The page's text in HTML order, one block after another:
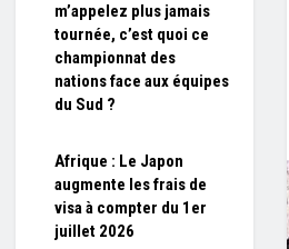
m’appelez plus jamais
tournée, c’est quoi ce
championnat des
nations face aux équipes
du Sud ?
Afrique : Le Japon
augmente les frais de
visa à compter du 1er
juillet 2026